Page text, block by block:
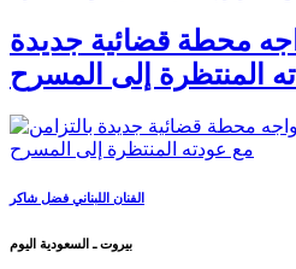
محطة قضائية جديدة
المنتظرة إلى المسرح
الفنان اللبناني فضل شاكر
بيروت ـ السعودية اليوم